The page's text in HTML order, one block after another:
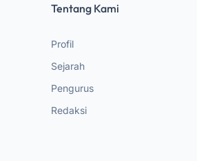
Tentang Kami
Profil
Sejarah
Pengurus
Redaksi